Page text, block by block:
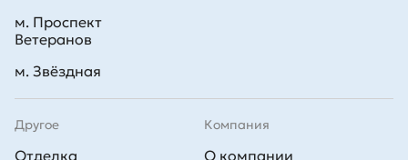
Другое
Отделка
Компания
О компании
м. Проспект
Ветеранов
м. Звёздная